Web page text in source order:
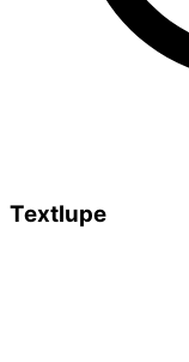
Textlupe